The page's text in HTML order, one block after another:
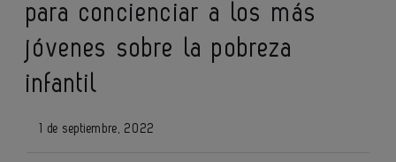
para concienciar a los más
jóvenes sobre la pobreza
infantil
1 de septiembre, 2022